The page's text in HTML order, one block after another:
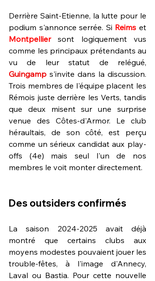
Derrière Saint-Etienne, la lutte pour le
podium s'annonce serrée. Si Reims
Montpellier sont logiquement vus
comme les principaux prétendants au
Guingamp s'invite dans la discussion.
Trois membres de l'équipe placent les
Rémois juste derrière les Verts, tandis
que deux misent sur une surprise
venue des Côtes-d'Armor. Le club
héraultais, de son côté, est perçu
comme un sérieux candidat aux play-
offs (4e) mais seul l'un de nos
membres le voit monter directement.
Des outsiders confirmés
La saison 2024-2025 avait déjà
montré que certains clubs aux
moyens modestes pouvaient jouer les
trouble-fêtes, à l'image d'Annecy,
Laval ou Bastia. Pour cette nouvelle